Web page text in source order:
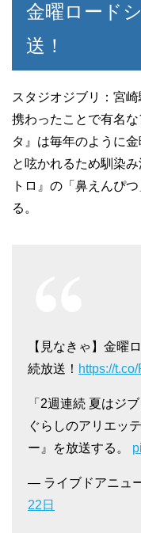
金曜ロード
送！
スタジオジブリ：宮
携わったことで有名
タ』は毎年のように
と呟かれるため馴染
トロ』の「鼻えんぴ
る。
【見なきゃ】金曜
続放送！ https://
「2週連続 夏はジ
ぐらしのアリエッ
ー』を放送する。
— ライブドアニュ
22日